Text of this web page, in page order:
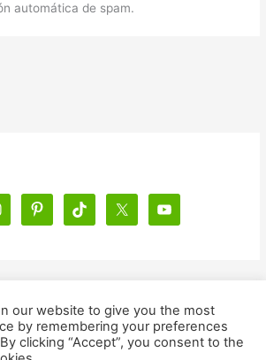
automática de spam.
de afiliados y privacidad
our website to give you the most
by remembering your preferences
clicking “Accept”, you consent to the